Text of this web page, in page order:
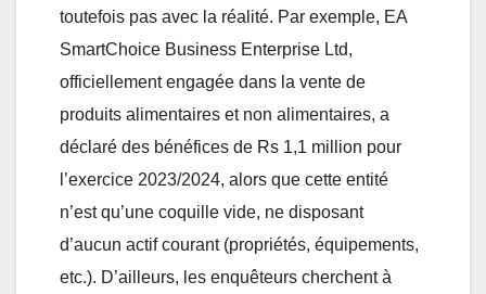
toutefois pas avec la réalité. Par exemple, EA
SmartChoice Business Enterprise Ltd,
officiellement engagée dans la vente de
produits alimentaires et non alimentaires, a
déclaré des bénéfices de Rs 1,1 million pour
l’exercice 2023/2024, alors que cette entité
n’est qu’une coquille vide, ne disposant
d’aucun actif courant (propriétés, équipements,
etc.). D’ailleurs, les enquêteurs cherchent à